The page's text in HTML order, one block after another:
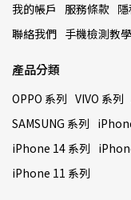
我的帳戶 服務條款
聯絡我們 手機檢測教學
產品分類
OPPO 系列 VIVO 系列
SAMSUNG 系列
iPhone 14 系列
iPhone 11 系列